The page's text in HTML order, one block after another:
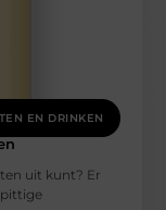
EN DRINKEN
uit kunt? Er
pittige